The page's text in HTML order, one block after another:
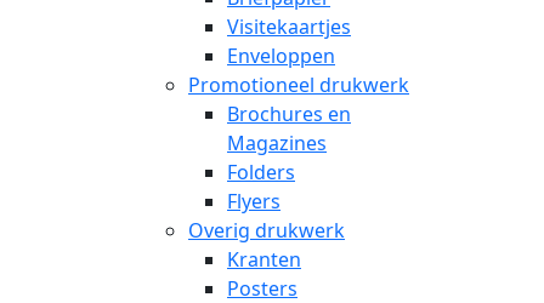
Visitekaartjes
Enveloppen
Promotioneel drukwerk
Brochures en
Magazines
Folders
Flyers
Overig drukwerk
Kranten
Posters